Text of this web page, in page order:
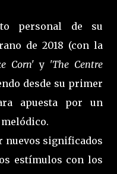
personal de su
de 2018 (con la
Corn'y 'The Centre
desde su primer
apuesta por un
nuevos significados
estímulos con los